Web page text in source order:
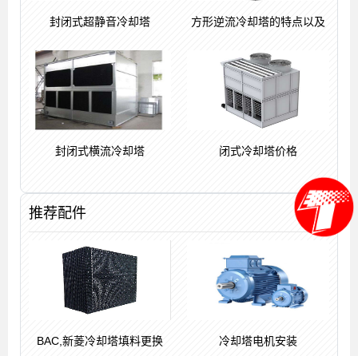
封闭式超静音冷却塔 方形逆流冷却塔的特点以及
封闭式横流冷却塔 闭式冷却塔价格
推荐配件
BAC,新菱冷却塔填料更换 冷却塔电机安装